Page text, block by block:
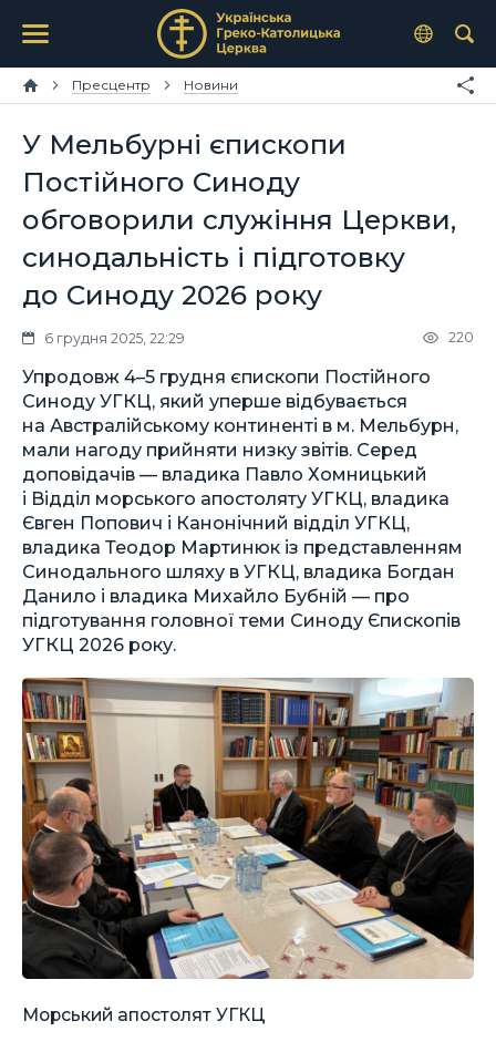
Пресцентр Новини
У Мельбурні єпископи
Постійного Синоду
обговорили служіння Церкви,
синодальність і підготовку
до Синоду 2026 року
6 грудня 2025, 22:29 220
Упродовж 4–5 грудня єпископи Постійного
Синоду УГКЦ, який уперше відбувається
на Австралійському континенті в м. Мельбурн,
мали нагоду прийняти низку звітів. Серед
доповідачів — владика Павло Хомницький
і Відділ морського апостоляту УГКЦ, владика
Євген Попович і Канонічний відділ УГКЦ,
владика Теодор Мартинюк із представленням
Синодального шляху в УГКЦ, владика Богдан
Данило і владика Михайло Бубній — про
підготування головної теми Синоду Єпископів
УГКЦ 2026 року.
Морський апостолят УГКЦ